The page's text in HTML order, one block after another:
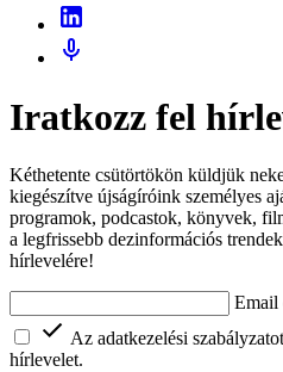
Iratkozz fel
Kéthetente csütörtökön küldjük
kiegészítve újságíróink személyes
programok, podcastok, könyvek,
a legfrissebb dezinformációs
hírlevelére!
Email
Az adatkezelési
hírlevelet.